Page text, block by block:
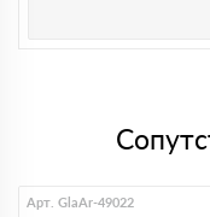
Арт. GlaAr-49022